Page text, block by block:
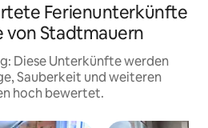
Ferienunterkünfte
von Stadtmauern
Diese Unterkünfte werden
Sauberkeit und weiteren
hoch bewertet.